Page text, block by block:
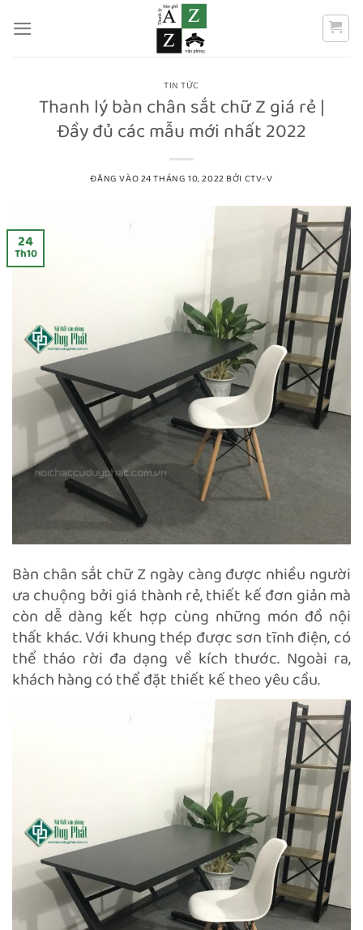
qua
TIN TỨC
Thanh lý bàn chân sắt chữ Z giá rẻ |
Đầy đủ các mẫu mới nhất 2022
ĐĂNG VÀO24 THÁNG 10, 2022 BỞI CTV-V
24
Th10
Bàn chân sắt chữ Z ngày càng được nhiều người
ưa chuộng bởi giá thành rẻ, thiết kế đơn giản mà
còn dễ dàng kết hợp cùng những món đồ nội
thất khác. Với khung thép được sơn tĩnh điện, có
thể tháo rời đa dạng về kích thước. Ngoài ra,
khách hàng có thể đặt thiết kế theo yêu cầu.